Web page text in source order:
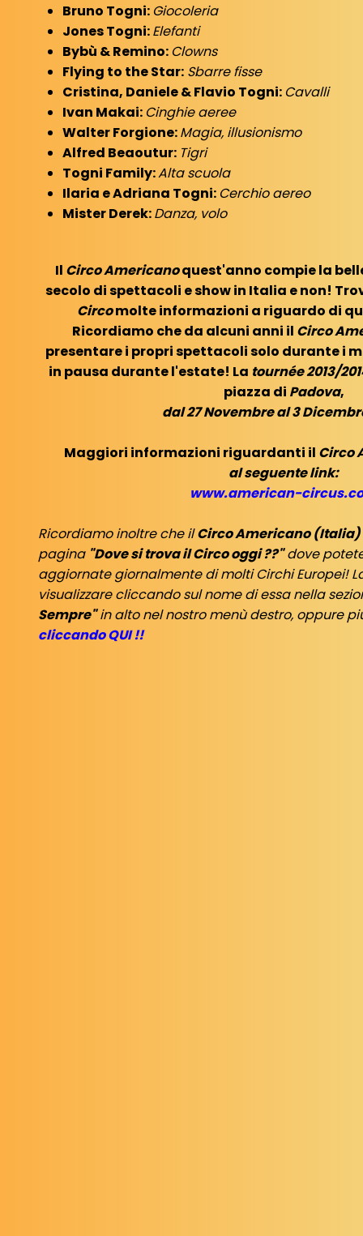
Bruno Togni: Giocoleria
Jones Togni:Elefanti
Bybù & Remino: Clowns
Flying to the Star: Sbarre fisse
Cristina, Daniele & Flavio Togni: Cavalli
Ivan Makai: Cinghie aeree
Walter Forgione:Magia, illusionismo
Alfred Beaoutur: Tigri
Togni Family:Alta scuola
Ilaria e Adriana Togni: Cerchio aereo
Mister Derek:Danza, volo
Il Circo Americanoquest'anno compie la
secolo di spettacoli e show in Italia e non!
Circomolte informazioni a riguardo di
Ricordiamo che da alcuni anni il Circo
presentare i propri spettacoli solo durante i
in pausa durante l'estate! La tournée 2013/
piazza di Padova,
dal 27 Novembre al 3
Maggiori informazioni riguardanti il Circo
al seguente link:
www.american-
Ricordiamo inoltre che ilCirco Americano (Italia)
pagina "Dove si trova il Circo oggi ??"dove
aggiornate giornalmente di molti Circhi Europei!
visualizzare cliccando sul nome di essa nella
Sempre"in alto nel nostro menù destro, oppure
cliccando QUI !!